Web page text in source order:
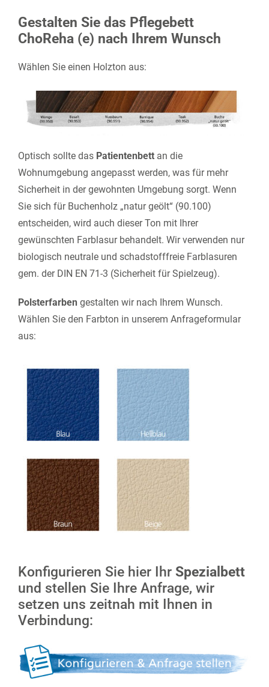
Gestalten Sie das Pflegebett
ChoReha (e) nach Ihrem Wunsch
Wählen Sie einen Holzton aus:
Optisch sollte das Patientenbett an die
Wohnumgebung angepasst werden, was für mehr
Sicherheit in der gewohnten Umgebung sorgt. Wenn
Sie sich für Buchenholz „natur geölt“ (90.100)
entscheiden, wird auch dieser Ton mit Ihrer
gewünschten Farblasur behandelt. Wir verwenden nur
biologisch neutrale und schadstofffreie Farblasuren
gem. der DIN EN 71-3 (Sicherheit für Spielzeug).
Polsterfarben gestalten wir nach Ihrem Wunsch.
Wählen Sie den Farbton in unserem Anfrageformular
aus:
Konfigurieren Sie hier Ihr Spezialbett
und stellen Sie Ihre Anfrage, wir
setzen uns zeitnah mit Ihnen in
Verbindung: